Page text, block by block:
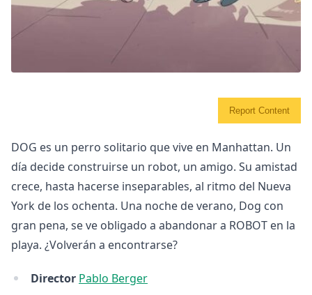
Report Content
DOG es un perro solitario que vive en Manhattan. Un
día decide construirse un robot, un amigo. Su amistad
crece, hasta hacerse inseparables, al ritmo del Nueva
York de los ochenta. Una noche de verano, Dog con
gran pena, se ve obligado a abandonar a ROBOT en la
playa. ¿Volverán a encontrarse?
Director Pablo Berger